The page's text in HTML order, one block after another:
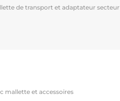
de transport et adaptateur secteur
mallette et accessoires